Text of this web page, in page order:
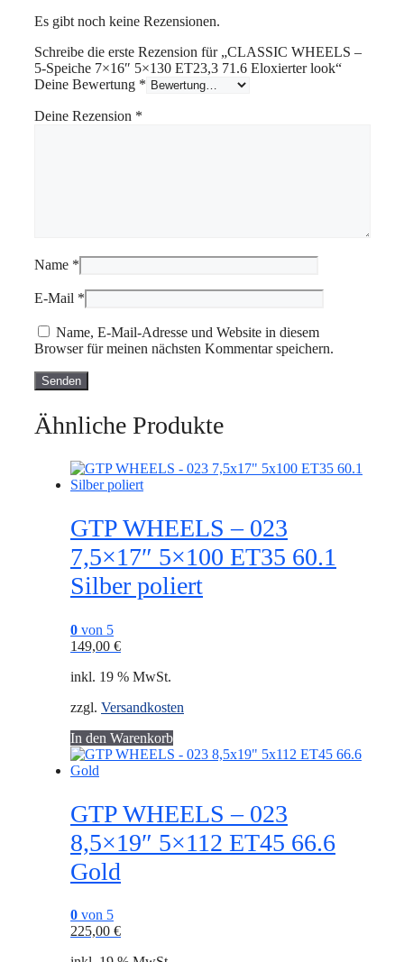
Es gibt noch keine Rezensionen.
Schreibe die erste Rezension für „CLASSIC WHEELS –
5-Speiche 7×16″ 5×130 ET23,3 71.6 Eloxierter look“
Deine Bewertung *
Deine Rezension *
Name *
E-Mail *
Name, E-Mail-Adresse und Website in diesem
Browser für meinen nächsten Kommentar speichern.
Ähnliche Produkte
GTP WHEELS – 023
7,5×17″ 5×100 ET35 60.1
Silber poliert
0 von 5
149,00 €
inkl. 19 % MwSt.
zzgl. Versandkosten
In den Warenkorb
GTP WHEELS – 023
8,5×19″ 5×112 ET45 66.6
Gold
0 von 5
225,00 €